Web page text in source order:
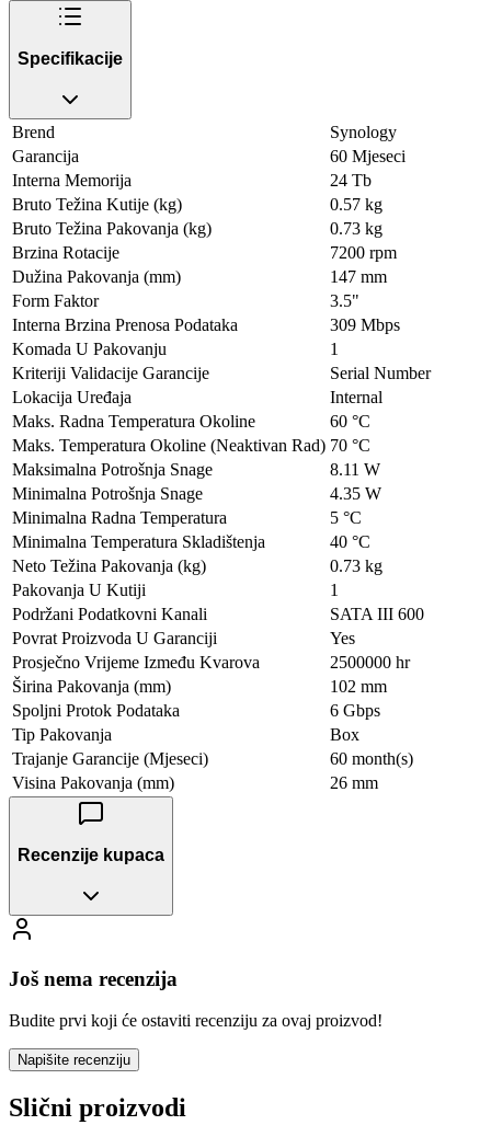
Specifikacije
Brend
Synology
Garancija
60 Mjeseci
Interna Memorija
24 Tb
Bruto Težina Kutije (kg)
0.57 kg
Bruto Težina Pakovanja (kg)
0.73 kg
Brzina Rotacije
7200 rpm
Dužina Pakovanja (mm)
147 mm
Form Faktor
3.5"
Interna Brzina Prenosa Podataka
309 Mbps
Komada U Pakovanju
1
Kriteriji Validacije Garancije
Serial Number
Lokacija Uređaja
Internal
Maks. Radna Temperatura Okoline
60 °C
Maks. Temperatura Okoline (Neaktivan Rad) 70 °C
Maksimalna Potrošnja Snage
8.11 W
Minimalna Potrošnja Snage
4.35 W
Minimalna Radna Temperatura
5 °C
Minimalna Temperatura Skladištenja
40 °C
Neto Težina Pakovanja (kg)
0.73 kg
Pakovanja U Kutiji
1
Podržani Podatkovni Kanali
SATA III 600
Povrat Proizvoda U Garanciji
Yes
Prosječno Vrijeme Između Kvarova
2500000 hr
Širina Pakovanja (mm)
102 mm
Spoljni Protok Podataka
6 Gbps
Tip Pakovanja
Box
Trajanje Garancije (Mjeseci)
60 month(s)
Visina Pakovanja (mm)
26 mm
Recenzije kupaca
Još nema recenzija
Budite prvi koji će ostaviti recenziju za ovaj proizvod!
Napišite recenziju
Slični proizvodi